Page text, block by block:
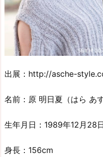
出展：http://asche-
名前：原 明日夏（はら あす
生年月日：1989年12月28
身長：156cm